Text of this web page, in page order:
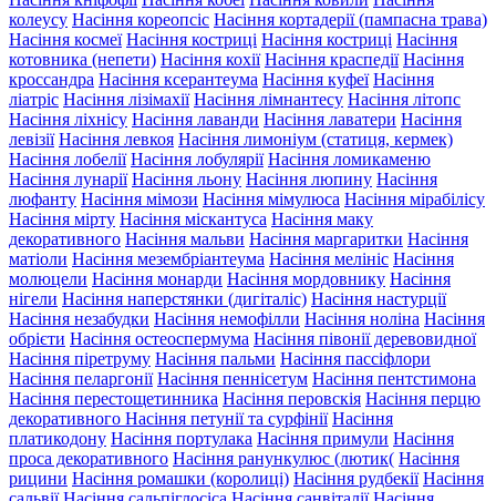
колеусу Насіння кореопсіс Насіння кортадерії (пампасна трава)
Насіння космеї Насіння костриці Насіння костриці Насіння
котовника (непети) Насіння кохії Насіння краспедії Насіння
кроссандра Насіння ксерантеума Насіння куфеї Насіння
ліатріс Насіння лізімахії Насіння лімнантесу Насіння літопс
Насіння ліхнісу Насіння лаванди Насіння лаватери Насіння
левізії Насіння левкоя Насіння лимоніум (статиця, кермек)
Насіння лобелії Насіння лобулярії Насіння ломикаменю
Насіння лунарії Насіння льону Насіння люпину Насіння
люфанту Насіння мімози Насіння мімулюса Насіння мірабілісу
Насіння мірту Насіння міскантуса Насіння маку
декоративного Насіння мальви Насіння маргаритки Насіння
матіоли Насіння мезембріантеума Насіння мелініс Насіння
молюцели Насіння монарди Насіння мордовнику Насіння
нігели Насіння наперстянки (дигіталіс) Насіння настурції
Насіння незабудки Насіння немофілли Насіння ноліна Насіння
обрієти Насіння остеоспермума Насіння півонії деревовидної
Насіння піретруму Насіння пальми Насіння пассіфлори
Насіння пеларгонії Насіння пеннісетум Насіння пентстимона
Насіння перестощетинника Насіння перовскія Насіння перцю
декоративного Насіння петунії та сурфінії Насіння
платикодону Насіння портулака Насіння примули Насіння
проса декоративного Насіння ранункулюс (лютик( Насіння
рицини Насіння ромашки (королиці) Насіння рудбекії Насіння